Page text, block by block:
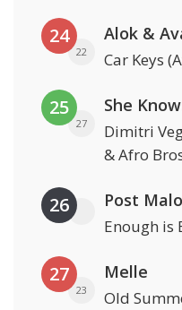
24
22
Alok &
Car Keys
25
27
She
Dimitri
& Afro
26 Post
Enough is
27
23
Melle
Old